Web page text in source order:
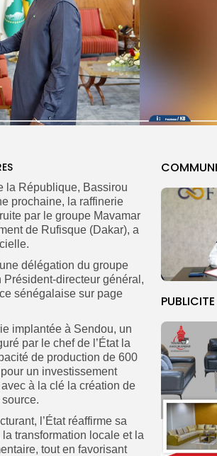
PUBLICITE
la République, Bassirou
prochaine, la raffinerie
par le groupe Mavamar
de Rufisque (Dakar), a
délégation du groupe
Président-directeur général,
sénégalaise sur page
implantée à Sendou, un
par le chef de l’État la
de production de 600
un investissement
à la clé la création de
l’État réaffirme sa
transformation locale et la
tout en favorisant